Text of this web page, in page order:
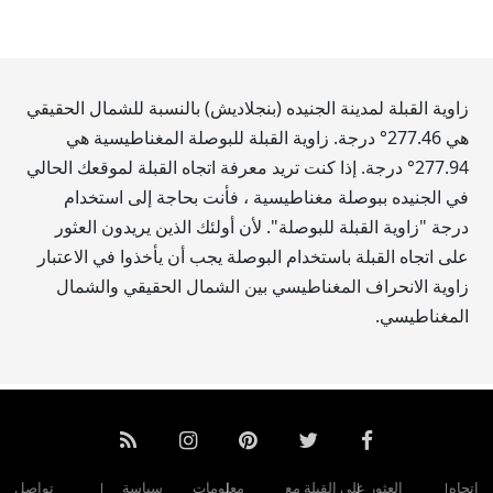
زاوية القبلة لمدينة الجنيده (بنجلاديش) بالنسبة للشمال الحقيقي
هي277.46° درجة. زاوية القبلة للبوصلة المغناطيسية هي
277.94° درجة. إذا كنت تريد معرفة اتجاه القبلة لموقعك الحالي
في الجنيده ببوصلة مغناطيسية ، فأنت بحاجة إلى استخدام
درجة "زاوية القبلة للبوصلة". لأن أولئك الذين يريدون العثور
على اتجاه القبلة باستخدام البوصلة يجب أن يأخذوا في الاعتبار
زاوية الانحراف المغناطيسي بين الشمال الحقيقي والشمال
المغناطيسي.
اتجاه العثور على القبلة مع معلومات سياسة تواصل